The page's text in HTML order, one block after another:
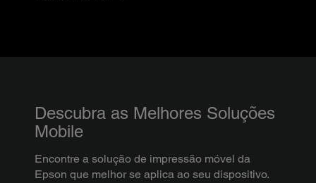
Descubra as Melhores Soluções
Mobile
Encontre a solução de impressão móvel da
Epson que melhor se aplica ao seu dispositivo.